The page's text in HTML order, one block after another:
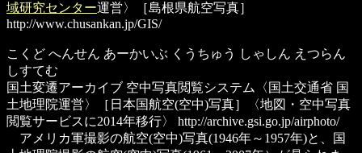
域研究センター運営〉［島根県航空写真］
http://www.chusankan.jp/GIS/
こくど へんせん あーかいぶ くうちゅう しゃしん えつらん
しすてむ
国土変遷アーカイブ 空中写真閲覧システム
〈国土交通省 国
土地理院運営〉［日本国航空(空中)写真］〈地図・空中写真
閲覧サービスに2014年移行〉
http://archive.gsi.go.jp/airphoto/
アメリカ軍撮影の航空(空中)写真(1946年～1957年)と、国